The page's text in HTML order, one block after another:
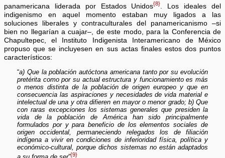
panamericana liderada por Estados Unidos{8}
. Los ideales del
indigenismo en aquel momento estaban muy ligados a las
soluciones liberales y contraculturales del panamericanismo –si
bien no llegarían a cuajar–, de este modo, para la Conferencia de
Chapultepec, el Instituto Indigenista Interamericano de México
propuso que se incluyesen en sus actas finales estos dos puntos
característicos:
“a) Que la población autóctona americana tanto por su evolución
pretérita como por su actual estructura y funcionamiento es más
o menos distinta de la población de origen europeo y que en
consecuencia las aspiraciones y necesidades de vida material e
intelectual de una y otra difieren en mayor o menor grado; b) Que
con raras excepciones los sistemas generales que presiden la
vida de la población de América han sido principalmente
formulados por y para beneficio de los elementos sociales de
origen occidental, permaneciendo relegados los de filiación
indígena a vivir en condiciones de inferioridad física, política y
económico-cultural, porque dichos sistemas no están adaptados
{9}